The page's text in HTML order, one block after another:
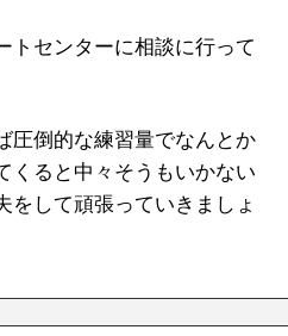
トセンターに相談に行って
圧倒的な練習量でなんとか
くると中々そうもいかない
をして頑張っていきましょ